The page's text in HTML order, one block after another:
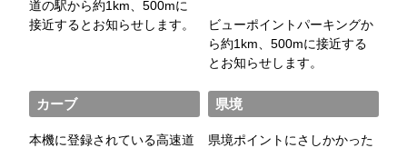
道の駅から約1km、500mに
接近するとお知らせします。
ビューポイントパーキングか
ら約1km、500mに接近する
とお知らせします。
カーブ
本機に登録されている高速道
県境
県境ポイントにさしかかった